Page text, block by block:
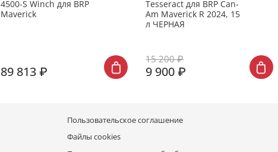
4500-S Winch для BRP
Maverick
89 813 ₽
Tesseract для BRP Can-
Am Maverick R 2024, 15
л ЧЕРНАЯ
15 200 ₽
9 900 ₽
Пользовательское соглашение
Файлы cookies